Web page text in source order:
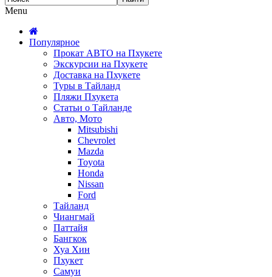
Menu
Популярное
Прокат АВТО на Пхукете
Экскурсии на Пхукете
Доставка на Пхукете
Туры в Тайланд
Пляжи Пхукета
Статьи о Тайланде
Авто, Мото
Mitsubishi
Chevrolet
Mazda
Toyota
Honda
Nissan
Ford
Тайланд
Чиангмай
Паттайя
Бангкок
Хуа Хин
Пхукет
Самуи